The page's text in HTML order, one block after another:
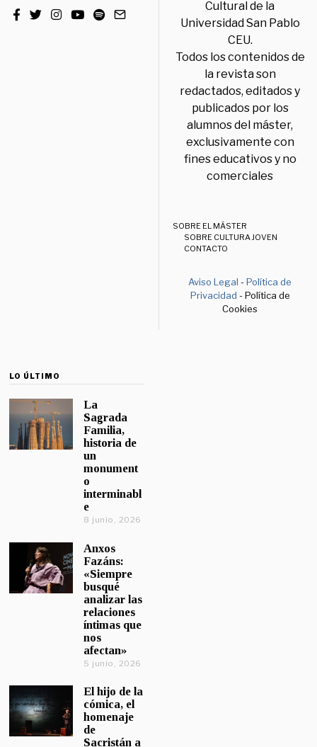
Cultural de la
Universidad San Pablo
CEU.
Todos los contenidos de
la revista son
redactados, editados y
publicados por los
alumnos del máster,
exclusivamente con
fines educativos y no
comerciales
SOBRE EL MÁSTER
SOBRE CULTURA JOVEN
CONTACTO
Aviso Legal -Política de
Privacidad - Política de
Cookies
LO ÚLTIMO
La
Sagrada
Familia,
historia de
un
monument
o
interminabl
e
8 junio, 2026
Anxos
Fazáns:
«Siempre
busqué
analizar las
relaciones
íntimas que
nos
afectan»
5 junio, 2026
El hijo de la
cómica, el
homenaje
de
Sacristán a